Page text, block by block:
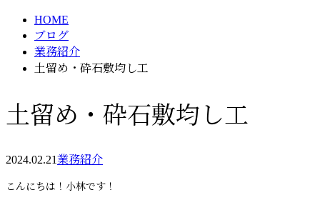
HOME
ブログ
業務紹介
土留め・砕石敷均し工
土留め・砕石敷均し工
2024.02.21業務紹介
こんにちは！小林です！